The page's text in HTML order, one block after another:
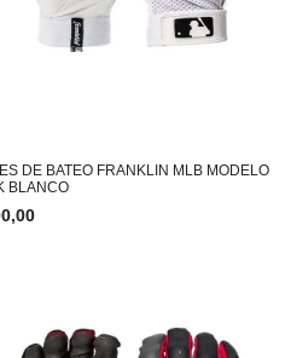
DE BATEO FRANKLIN MLB MODELO
BLANCO